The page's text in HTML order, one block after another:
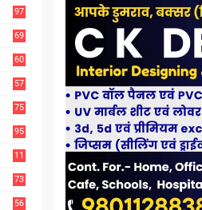
97
69
60
57
75
95
11
73
56